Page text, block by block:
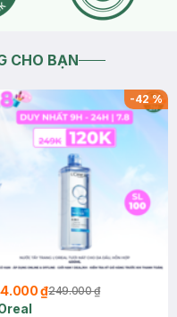
CHO BẠN
-42%
₫249.000 ₫